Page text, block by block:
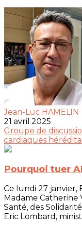
Jean-Luc HAMELIN
21 avril 2025
Groupe de
cardiaques
Pourquoi tuer
Ce lundi 27 janvier,
Madame Catherine
Santé, des
Eric Lombard,